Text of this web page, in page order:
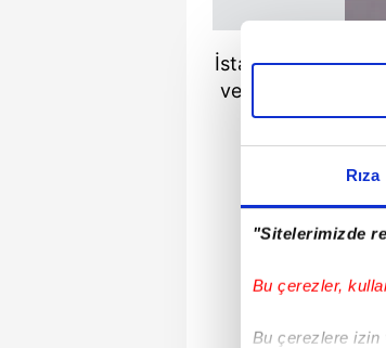
Rıza
"Sitelerimizde
Bu çerezler,
Bu çerezlere izin
İstanbul'un
ve Sözer
almaya